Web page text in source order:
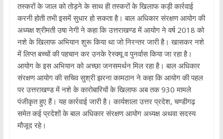
तस्करों के जाल को तोड़ने के साथ ही तस्करों के खिलाफ कड़ी कार्रवाई
करनी होती तभी इसमें सुधार हो सकता है। बाल अधिकार संरक्षण आयोग की
अध्यक्ष श्रीमती उषा नेगी ने कहा कि उत्तराखण्ड में आयोग ने वर्ष 2018 को
नशे के खिलाफ अभियान शुरू किया था जो निरन्तर जारी है। खासकर नशे
में लिप्त बच्चों की पहचान कर उनके रेस्क्यू व पुनर्वास किया जा रहा है।
आयोग के इस अभियान को अच्छा जनसमर्थन मिल रहा है। बाल अधिकार
संरक्षण आयोग की सचिव सुश्री झरना कामठान ने कहा कि आयोग की पहल
पर उत्तराखण्ड में नशे के कारोबारियों के खिलाफ अब तक 930 मामले
पंजीकृत हुए हैं। यह कार्रवाई जारी है। कार्यशाला उत्तर प्रदेश, चण्डीगढ़
समेत कई प्रदेशों के बाल अधिकार संरक्षण आयोग अध्यक्ष अथवा सदस्य
मौजूद रहे।